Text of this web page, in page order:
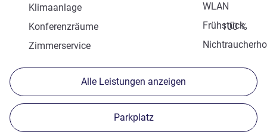
WLAN
Klimaanlage
Frühstück
Konferenzräume
100 %
Zimmerservice
Alle Leistungen anzeigen
Parkplatz